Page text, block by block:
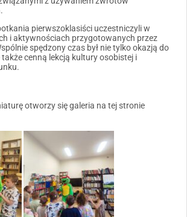
pierwszoklasiści uczestniczyli w
i aktywnościach przygotowanych przez
spędzony czas był nie tylko okazją do
cenną lekcją kultury osobistej i
otworzy się galeria na tej stronie